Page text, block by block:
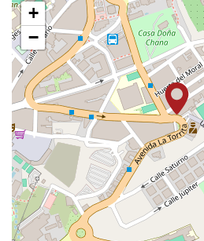
+
−